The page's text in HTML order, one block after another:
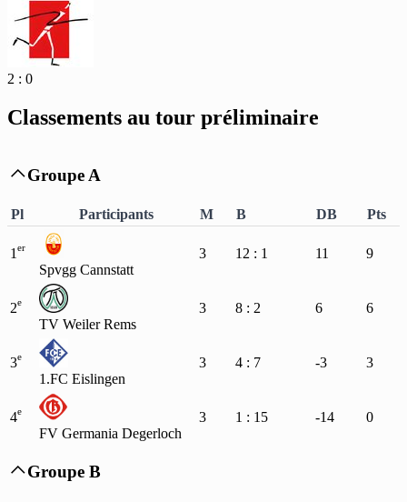
2 : 0
Classements au tour préliminaire
 Groupe A
Pl Participants M B DB Pts
1 er
Spvgg Cannstatt
3 12 : 1 11 9
2e
TV Weiler Rems
3 8 : 2 6 6
3e
1.FC Eislingen
3 4 : 7 -3 3
4e
FV Germania Degerloch
3 1 : 15 -14 0
 Groupe B